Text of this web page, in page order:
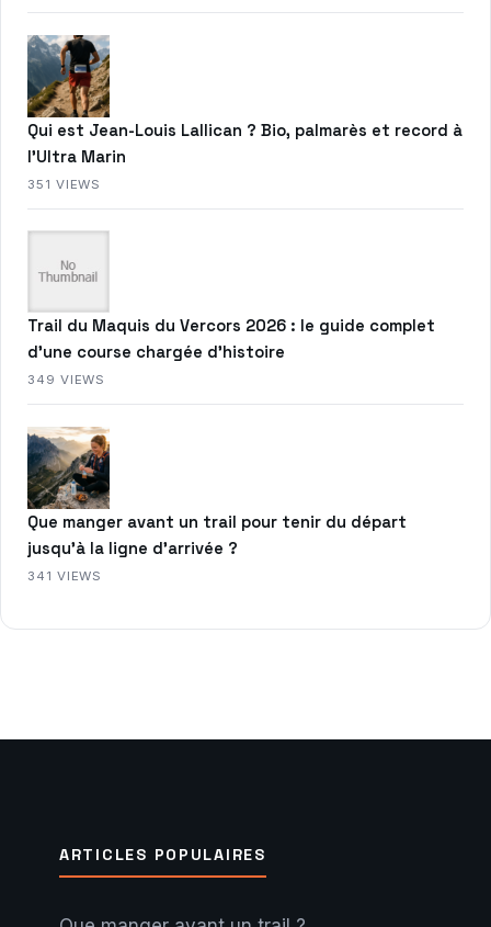
Qui est Jean-Louis Lallican ? Bio, palmarès et record à
l’Ultra Marin
351 VIEWS
Trail du Maquis du Vercors 2026 : le guide complet
d’une course chargée d’histoire
349 VIEWS
Que manger avant un trail pour tenir du départ
jusqu’à la ligne d’arrivée ?
341 VIEWS
ARTICLES POPULAIRES